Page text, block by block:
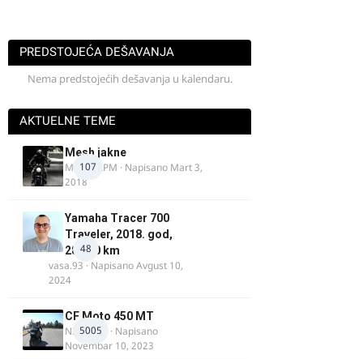
PREDSTOJEĆA DEŠAVANJA
Nema predstojećih dešavanja u kalendaru.
AKTUELNE TEME
107
Mesh jakne
MostarRPM · Napisano Mart 3,
2018
48
Yamaha Tracer 700
Traveler, 2018. god,
28.100 km
vasa.93 · NapisanoAvgust 10,
2024
5005
CF Moto 450 MT
NIKOLA 1
· Napisano
Novembar 10, 2023